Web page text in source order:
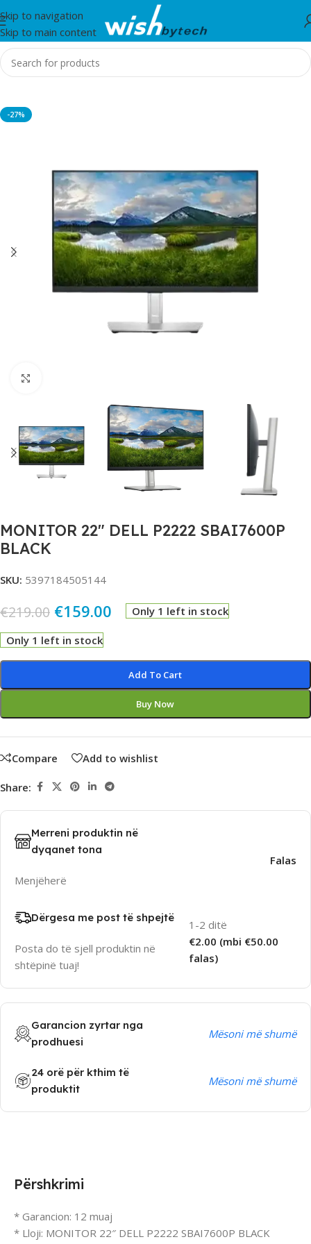
Skip to navigation
Skip to main content
Home/Monitor
-27%
MONITOR 22″ DELL P2222 SBAI7600P
BLACK
SKU: 5397184505144
€219.00 €159.00 Only 1 left in stock
Only 1 left in stock
Add To Cart
Buy Now
Compare Add to wishlist
Share:
Merreni produktin në
dyqanet tona
Menjëherë
Falas
Dërgesa me post të shpejtë
Posta do të sjell produktin në
shtëpinë tuaj!
1-2 ditë
€2.00 (mbi €50.00
falas)
Garancion zyrtar nga
prodhuesi
Mësoni më shumë
24 orë për kthim të
produktit
Mësoni më shumë
Përshkrimi
* Garancion: 12 muaj
* Lloji: MONITOR 22″ DELL P2222 SBAI7600P BLACK